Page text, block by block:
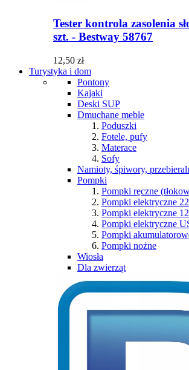
Tester kontrola zasolenia
szt. - Bestway 58767
12,50 zł
Turystyka i dom
Pontony
Kajaki
Deski SUP
Dmuchane meble
Poduszki
Fotele, pufy
Materace
Sofy
Namioty, śpiwory,
Pompki
Pompki ręczne
Pompki elektryczne
Pompki elektryczne
Pompki elektryczne
Pompki
Pompki nożne
Wiosła
Dla zwierząt